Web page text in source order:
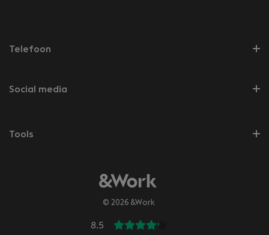
Telefoon
Social media
Tools
© 2026 &Work
8.5